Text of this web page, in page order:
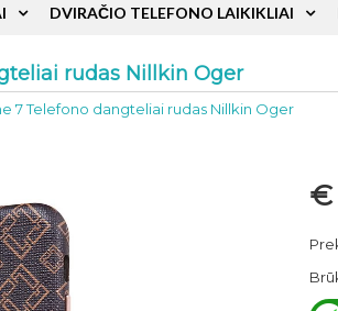
rudas Nillkin Oger
7 Telefono dangteliai rudas Nillkin Oger
€
DVIRAČIO TELEFONO LAIKIKLIAI